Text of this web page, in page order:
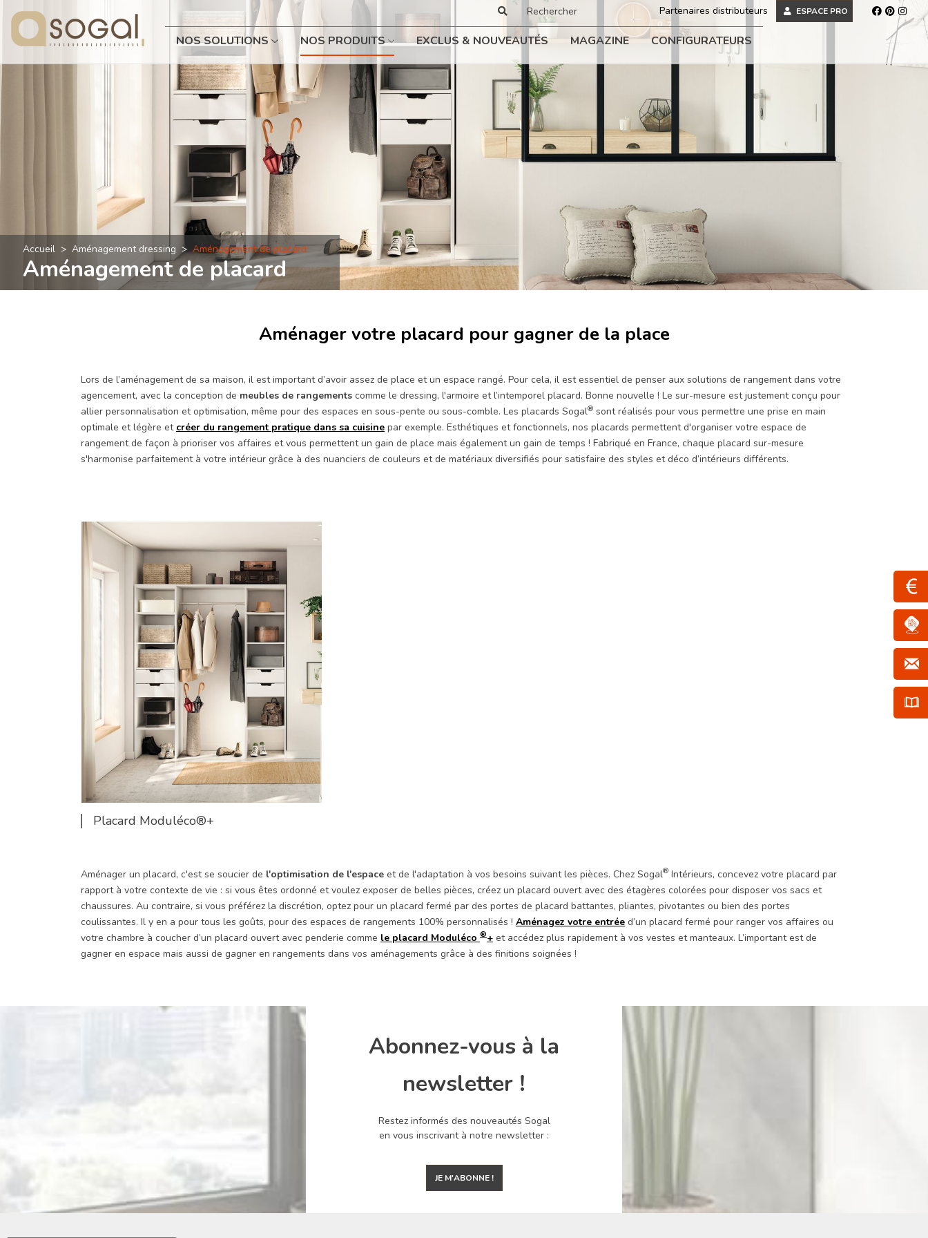
Partenaires distributeurs ESPACE PRO
NOS SOLUTIONS NOS PRODUITS EXCLUS & NOUVEAUTÉS MAGAZINE CONFIGURATEURS
Accueil Aménagement dressing Aménagement de placard
Aménagement de placard
Aménager votre placard pour gagner de la place
Lors de l’aménagement de sa maison, il est important d’avoir assez de place et un espace rangé. Pour cela, il est essentiel de penser aux solutions de rangement dans votre
agencement, avec la conception de meubles de rangements comme le dressing, l'armoire et l’intemporel placard. Bonne nouvelle ! Le sur-mesure est justement conçu pour
allier personnalisation et optimisation, même pour des espaces en sous-pente ou sous-comble. Les placards Sogal® sont réalisés pour vous permettre une prise en main
optimale et légère et créer du rangement pratique dans sa cuisine par exemple. Esthétiques et fonctionnels, nos placards permettent d'organiser votre espace de
rangement de façon à prioriser vos affaires et vous permettent un gain de place mais également un gain de temps ! Fabriqué en France, chaque placard sur-mesure
s'harmonise parfaitement à votre intérieur grâce à des nuanciers de couleurs et de matériaux diversifiés pour satisfaire des styles et déco d’intérieurs différents.
Placard Moduléco®+
Aménager un placard, c'est se soucier de l'optimisation de l'espace et de l'adaptation à vos besoins suivant les pièces. Chez Sogal® Intérieurs, concevez votre placard par
rapport à votre contexte de vie : si vous êtes ordonné et voulez exposer de belles pièces, créez un placard ouvert avec des étagères colorées pour disposer vos sacs et
chaussures. Au contraire, si vous préférez la discrétion, optez pour un placard fermé par des portes de placard battantes, pliantes, pivotantes ou bien des portes
coulissantes. Il y en a pour tous les goûts, pour des espaces de rangements 100% personnalisés ! Aménagez votre entrée d’un placard fermé pour ranger vos affaires ou
votre chambre à coucher d’un placard ouvert avec penderie comme le placard Moduléco ®+ et accédez plus rapidement à vos vestes et manteaux. L’important est de
gagner en espace mais aussi de gagner en rangements dans vos aménagements grâce à des finitions soignées !
Abonnez-vous à la
newsletter !
Restez informés des nouveautés Sogal
en vous inscrivant à notre newsletter :
JE M'ABONNE !